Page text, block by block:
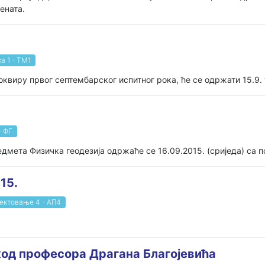
1 - ТМ1
првог септембарског испитног рока, ће се одржати
ФГ
Физичка геодезија одржаће се 16.09.2015. (сриједа) са
4 - АП4
професора Драгана Благојевића